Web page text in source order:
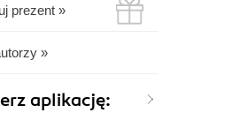
prezent »
»
aplikację: